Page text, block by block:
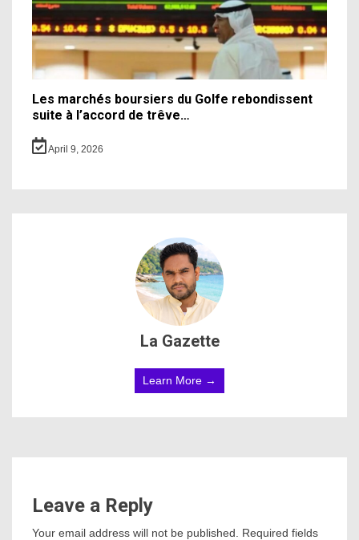
Les marchés boursiers du Golfe rebondissent
suite à l’accord de trêve…
April 9, 2026
La Gazette
Learn More →
Leave a Reply
Your email address will not be published.
Required fields